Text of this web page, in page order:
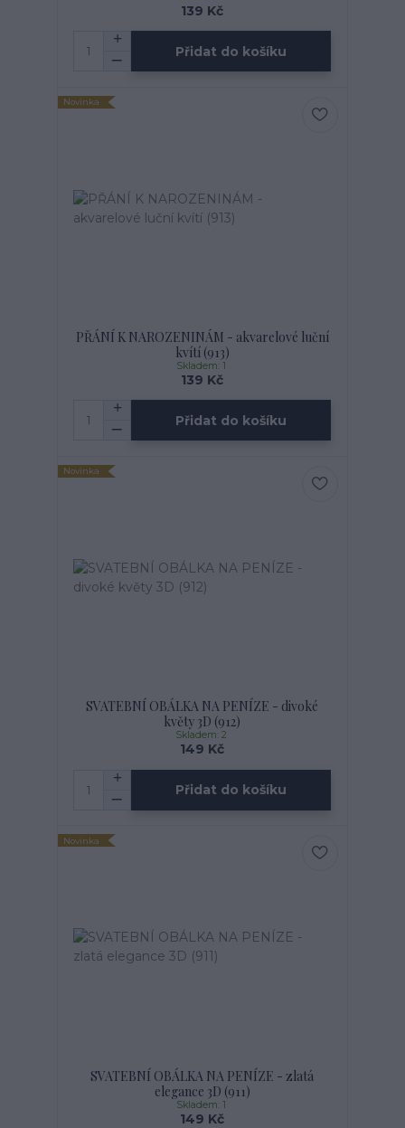
139 Kč
Přidat do košíku
Novinka
PŘÁNÍ K NAROZENINÁM - akvarelové luční
kvítí (913)
139 Kč
Skladem: 1
Přidat do košíku
Novinka
SVATEBNÍ OBÁLKA NA PENÍZE - divoké
květy 3D (912)
149 Kč
Skladem: 2
Přidat do košíku
Novinka
SVATEBNÍ OBÁLKA NA PENÍZE - zlatá
elegance 3D (911)
149 Kč
Skladem: 1